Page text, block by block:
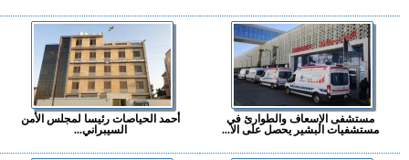
مستشفى الإسعاف والطوارئ في
مستشفيات البشير يحصل على الا...
أحمد الحياصات رئيسا لمجلس الأمن
السيبراني...